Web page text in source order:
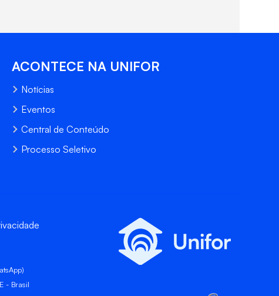
ACONTECE NA UNIFOR
Notícias
Eventos
Central de Conteúdo
Processo Seletivo
- Brasil